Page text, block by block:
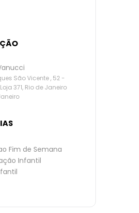
São Vicente , 52 -
371, Rio de Janeiro
Fim de Semana
Infantil